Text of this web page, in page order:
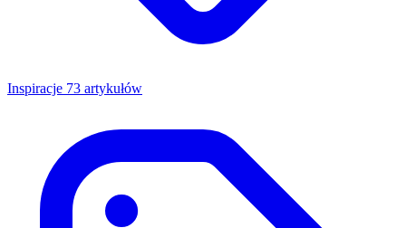
Inspiracje 73 artykułów